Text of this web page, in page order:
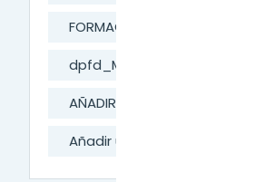
FORMACIÓN DIGITAL
dpfd_MesaAyuda
AÑADIR RECURSOS A LA CLASE
Añadir una URL